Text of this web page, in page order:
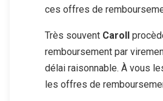
ces offres de
Très souvent Caroll
remboursement par
délai raisonnable. À vous
les offres de